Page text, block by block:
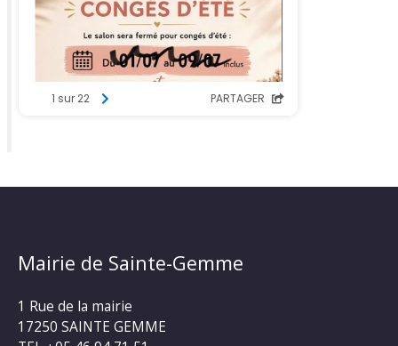
Mairie de Sainte-Gemme
1 Rue de la mairie
17250 SAINTE GEMME